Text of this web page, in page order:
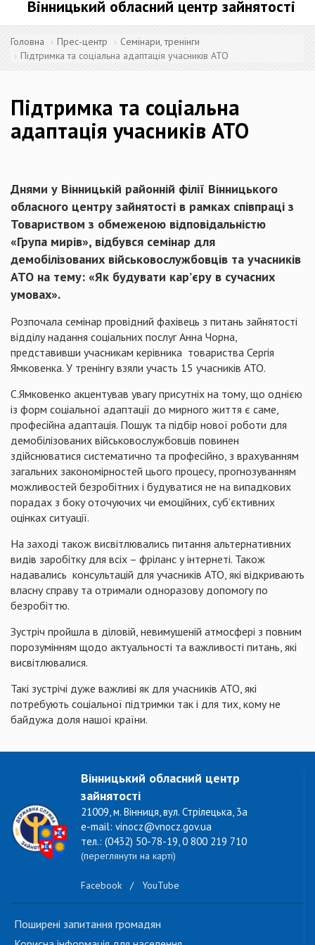
Вінницький обласний центр зайнятості
Головна Прес-центр
Семінари, тренінги
Підтримка та соціальна адаптація учасників АТО
Підтримка та соціальна
адаптація учасників АТО
Днями у Вінницькій районній філії Вінницького
обласного центру зайнятості в рамках співпраці з
Товариством з обмеженою відповідальністю
«Група мирів», відбувся семінар для
демобілізованих військовослужбовців та учасників
АТО на тему: «Як будувати кар’єру в сучасних
умовах».
Розпочала семінар провідний фахівець з питань зайнятості
відділу надання соціальних послуг Анна Чорна,
представивши учасникам керівника товариства Сергія
Ямковенка. У тренінгу взяли участь 15 учасників АТО.
С.Ямковенко акцентував увагу присутніх на тому, що однією
із форм соціальної адаптації до мирного життя є саме,
професійна адаптація. Пошук та підбір нової роботи для
демобілізованих військовослужбовців повинен
здійснюватися систематично та професійно, з врахуванням
загальних закономірностей цього процесу, прогнозуванням
можливостей безробітних і будуватися не на випадкових
порадах з боку оточуючих чи емоційних, суб’єктивних
оцінках ситуації.
На заході також висвітлювались питання альтернативних
видів заробітку для всіх – фріланс у інтернеті. Також
надавались консультацій для учасників АТО, які відкривають
власну справу та отримали одноразову допомогу по
безробіттю.
Зустріч пройшла в діловій, невимушеній атмосфері з повним
порозумінням щодо актуальності та важливості питань, які
висвітлювалися.
Такі зустрічі дуже важливі як для учасників АТО, які
потребують соціальної підтримки так і для тих, кому не
байдужа доля нашої країни.
Вінницький обласний центр
зайнятості
21009, м. Вінниця, вул. Стрілецька, 3а
e-mail: vinocz@vnocz.gov.ua
тел.: (0432) 50-78-19, 0 800 219 710
(переглянути на карті)
Facebook / YouTube
Поширені запитання громадян